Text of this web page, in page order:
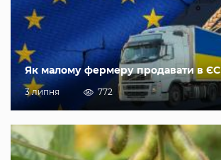
Як малому фермеру продавати в ЄС
3 липня 772